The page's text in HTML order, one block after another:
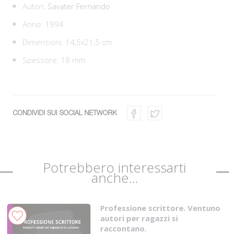
Autori: Savater Fernando
Anno: 1994
Dimensioni: 14,5x21,5 cm
Spessore: 18 mm
CONDIVIDI SUI SOCIAL NETWORK
Potrebbero interessarti
anche...
Professione scrittore. Ventuno
autori per ragazzi si
raccontano.